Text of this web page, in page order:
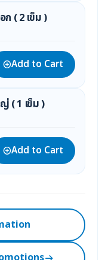
( 2 เข็ม )
Add to Cart
( 1 เข็ม )
Add to Cart